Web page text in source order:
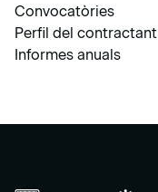
Convocatòries
Perfil del contractant
Informes anuals